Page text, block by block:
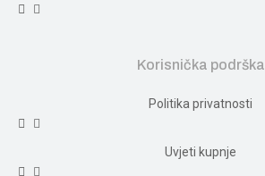
Korisnička podrška
Politika privatnosti
Uvjeti kupnje